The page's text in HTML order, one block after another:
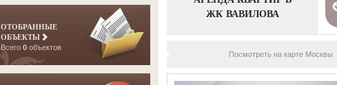
ОТОБРАННЫЕ
ОБЪЕКТЫ
Всего 0 объектов
ЖК ВАВИЛОВА
Посмотреть на карте Москвы